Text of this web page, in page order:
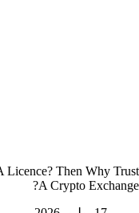
Licence? Then Why Trust
A Crypto Exchange?